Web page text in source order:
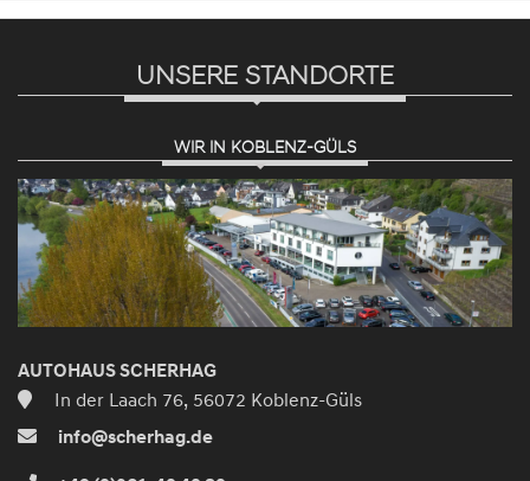
UNSERE STANDORTE
WIR IN KOBLENZ-GÜLS
AUTOHAUS SCHERHAG
In der Laach 76, 56072 Koblenz-Güls
info@scherhag.de